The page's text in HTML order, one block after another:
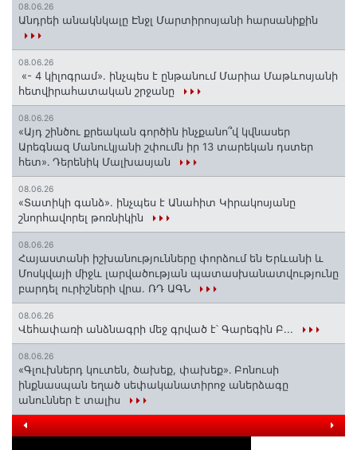
08.06.26
Անդրեի անակնկալը Էնջլ Մարտիրոսյանի հարսանիքին
08.06.26
«- 4 կիլոգրամ». ինչպես է ընթանում Մարիա Մաթևոսյանի
հետվիրահատական շրջանը
08.06.26
«Այդ շինծու քրեական գործին ինչքանո՞վ կվնասեր
Արեգնազ Մանուկյանի շփումն իր 13 տարեկան դստեր
հետ»․ Դերենիկ Մալխասյան
08.06.26
«Տատիկի գանձ». ինչպես է Անահիտ Կիրակոսյանը
շնորհավորել թոռնիկին
08.06.26
Հայաստանի իշխանությունները փորձում են Երևանի և
Մոսկվայի միջև լարվածության պատասխանատվությունը
բարդել ուրիշների վրա. ՌԴ ԱԳՆ
08.06.26
Վեհափառի անձնագրի մեջ գրված է՝ Գարեգին Բ...
08.06.26
«Գլուխներդ կուտեն, ծախեք, փախեք»․ Բոնուսի
ինքնասպան եղած սեփականատիրոջ աներձագը
անուններ է տալիս